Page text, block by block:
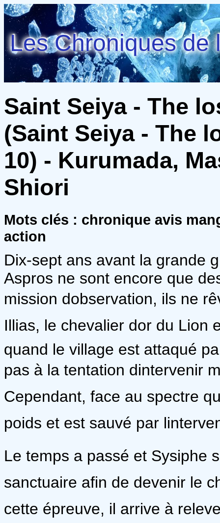
Les Chroniques de
Saint Seiya - The
(Saint Seiya - The
10) - Kurumada,
Shiori
Mots clés : chronique avis
action
Dix-sept ans avant la grande
Aspros ne sont encore que
mission dobservation, ils ne
Illias, le chevalier dor du
quand le village est attaqué
pas à la tentation dintervenir
Cependant, face au spectre
poids et est sauvé par
Le temps a passé et Sysiphe
sanctuaire afin de devenir le
cette épreuve, il arrive à